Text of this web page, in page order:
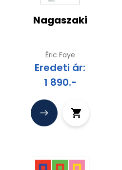
Nagaszaki
Éric Faye
Eredeti ár:
1 890.-